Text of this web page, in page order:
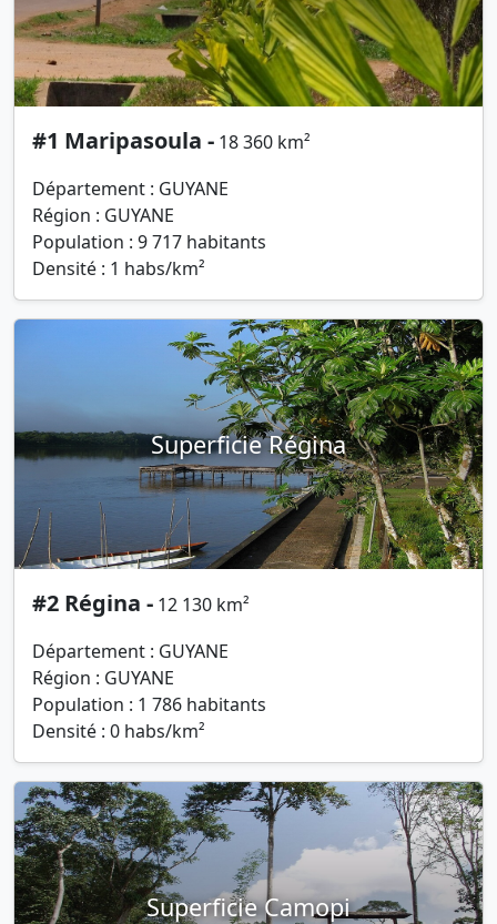
#1 Maripasoula - 18 360 km²
Département : GUYANE
Région : GUYANE
Population : 9 717 habitants
Densité : 1 habs/km²
Superficie Régina
#2 Régina - 12 130 km²
Département : GUYANE
Région : GUYANE
Population : 1 786 habitants
Densité : 0 habs/km²
Superficie Camopi